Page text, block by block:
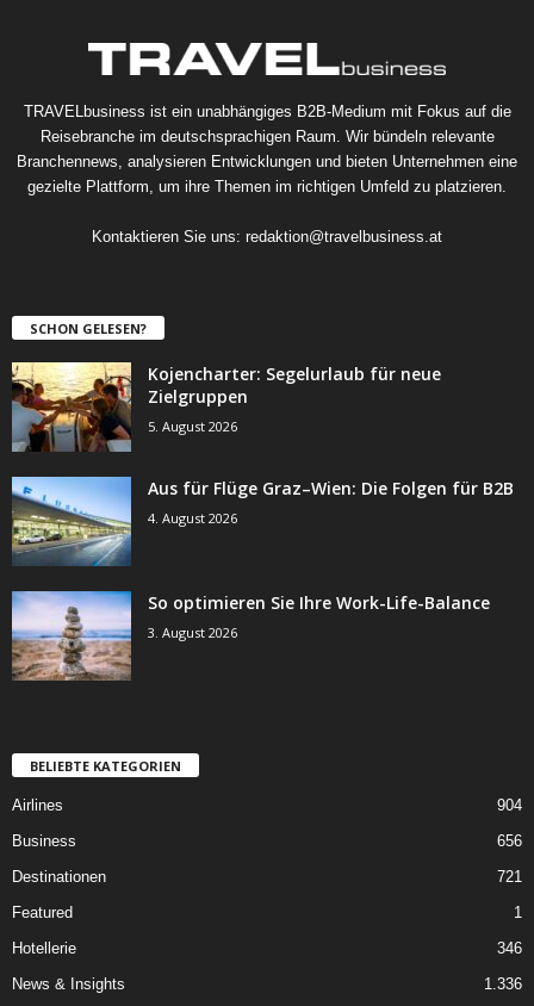
TRAVELbusiness ist ein unabhängiges B2B-Medium mit Fokus auf die
Reisebranche im deutschsprachigen Raum. Wir bündeln relevante
Branchennews, analysieren Entwicklungen und bieten Unternehmen eine
gezielte Plattform, um ihre Themen im richtigen Umfeld zu platzieren.
Kontaktieren Sie uns: redaktion@travelbusiness.at
SCHON GELESEN?
Kojencharter: Segelurlaub für neue
Zielgruppen
5. August 2026
Aus für Flüge Graz–Wien: Die Folgen für B2B
4. August 2026
So optimieren Sie Ihre Work-Life-Balance
3. August 2026
BELIEBTE KATEGORIEN
Airlines
904
Business
656
Destinationen
721
Featured
1
Hotellerie
346
News & Insights
1.336